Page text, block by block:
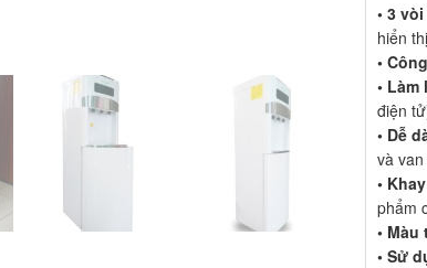
• 3
hiển
•
•
điện
• Dễ
và
•
phẩm
•
• Sử